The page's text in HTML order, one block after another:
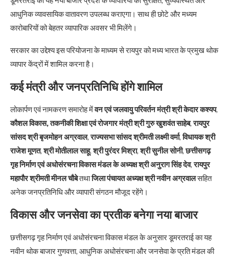
आधुनिक व्यावसायिक वातावरण उपलब्ध कराएगा। साथ ही छोटे और मध्यम
कारोबारियों को बेहतर व्यापारिक अवसर भी मिलेंगे।
सरकार का उद्देश्य इस परियोजना के माध्यम से रायपुर को मध्य भारत के प्रमुख थोक
व्यापार केंद्रों में शामिल करना है।
कई मंत्री और जनप्रतिनिधि होंगे शामिल
लोकार्पण एवं नामकरण समारोह मेंवन एवं जलवायु परिवर्तन मंत्री श्री केदार कश्यप,
कौशल विकास, तकनीकी शिक्षा एवं रोजगार मंत्री श्री गुरु खुशवंत साहेब,रायपुर
सांसद श्री बृजमोहन अग्रवाल,राज्यसभा सांसद श्रीमती लक्ष्मी वर्मा,विधायक श्री
राजेश मूणत,श्री मोतीलाल साहू,श्री पुरंदर मिश्रा,श्री सुनील सोनी,छत्तीसगढ़
गृह निर्माण एवं अधोसंरचना विकास मंडल के अध्यक्ष श्री अनुराग सिंह देव,रायपुर
महापौर श्रीमती मीनल चौबेतथाजिला पंचायत अध्यक्ष श्री नवीन अग्रवालसहित
अनेक जनप्रतिनिधि और व्यापारी संगठन मौजूद रहेंगे।
विकास और जनसेवा का प्रतीक बनेगा नया बाजार
छत्तीसगढ़ गृह निर्माण एवं अधोसंरचना विकास मंडल के अनुसार डूमरतराई का यह
नवीन थोक बाजार गुणवत्ता, आधुनिक अधोसंरचना और जनसेवा के प्रति मंडल की